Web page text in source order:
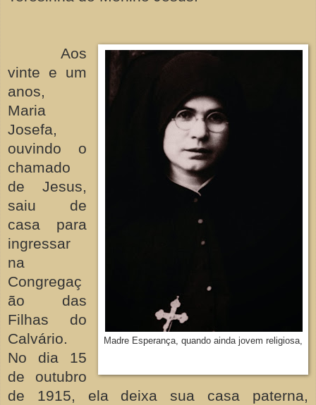
Madre Esperança, quando ainda jovem religiosa,
Aos
vinte e um
anos,
Maria
Josefa,
ouvindo o
chamado
de Jesus,
saiu de
casa para
ingressar
na
Congregaç
ão das
Filhas do
Calvário.
No dia 15
de outubro
de 1915, ela deixa sua casa paterna,